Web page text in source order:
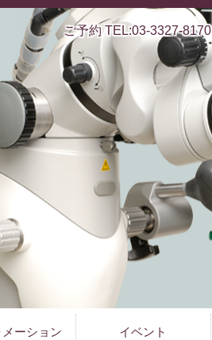
ご予約 TEL:03-3327-8170
ーション イベント